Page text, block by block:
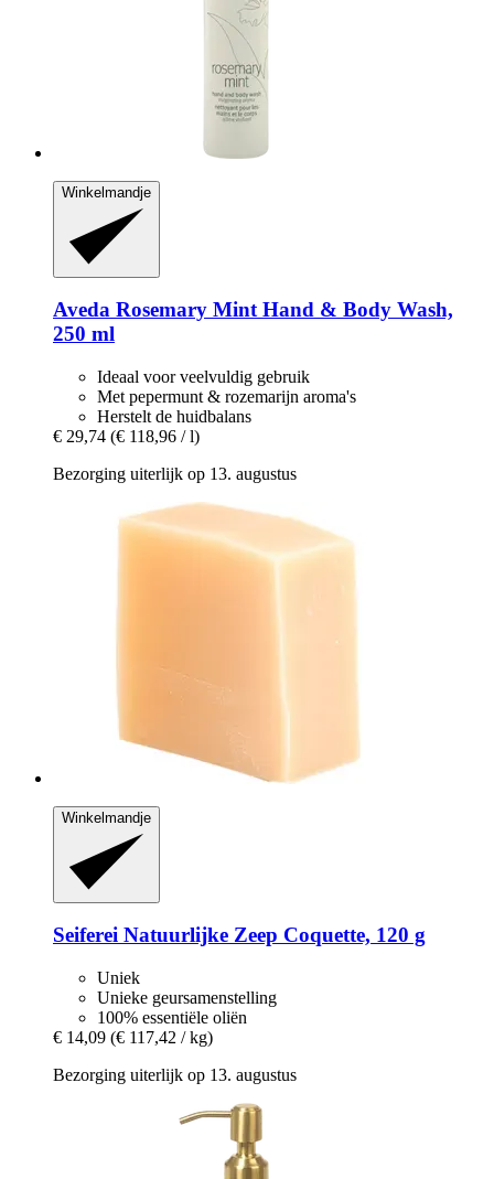
Winkelmandje
Aveda Rosemary Mint Hand & Body Wash,
250 ml
Ideaal voor veelvuldig gebruik
Met pepermunt & rozemarijn aroma's
Herstelt de huidbalans
€ 29,74 (€ 118,96 / l)
Bezorging uiterlijk op 13. augustus
Winkelmandje
Seiferei Natuurlijke Zeep Coquette, 120 g
Uniek
Unieke geursamenstelling
100% essentiële oliën
€ 14,09 (€ 117,42 / kg)
Bezorging uiterlijk op 13. augustus